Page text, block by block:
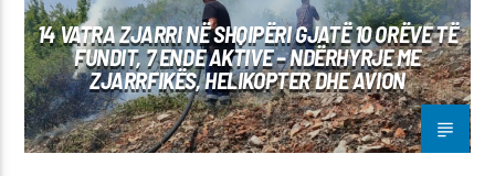
14 VATRA ZJARRI NË SHQIPËRI GJATË 10 ORËVE TË
FUNDIT, 7 ENDE AKTIVE – NDËRHYRJE ME
ZJARRFIKËS, HELIKOPTER DHE AVION